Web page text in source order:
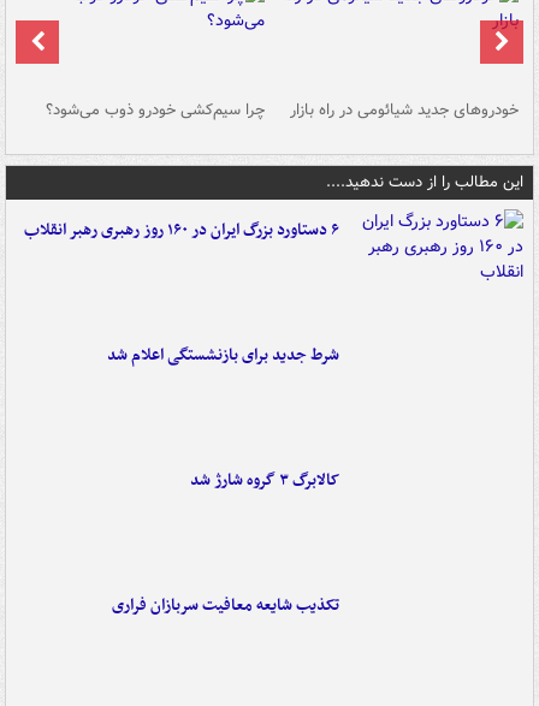
خودروهای جدید شیائومی در راه بازار چرا سیم‌کشی خودرو ذوب می‌شود؟
این مطالب را از دست ندهید....
۶ دستاورد بزرگ ایران در ۱۶۰ روز رهبری رهبر انقلاب
شرط جدید برای بازنشستگی اعلام شد
کالابرگ ۳ گروه شارژ شد
تکذیب شایعه معافیت سربازان فراری